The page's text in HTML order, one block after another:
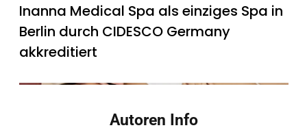
Inanna Medical Spa als einziges Spa in
Berlin durch CIDESCO Germany
akkreditiert
Autoren Info